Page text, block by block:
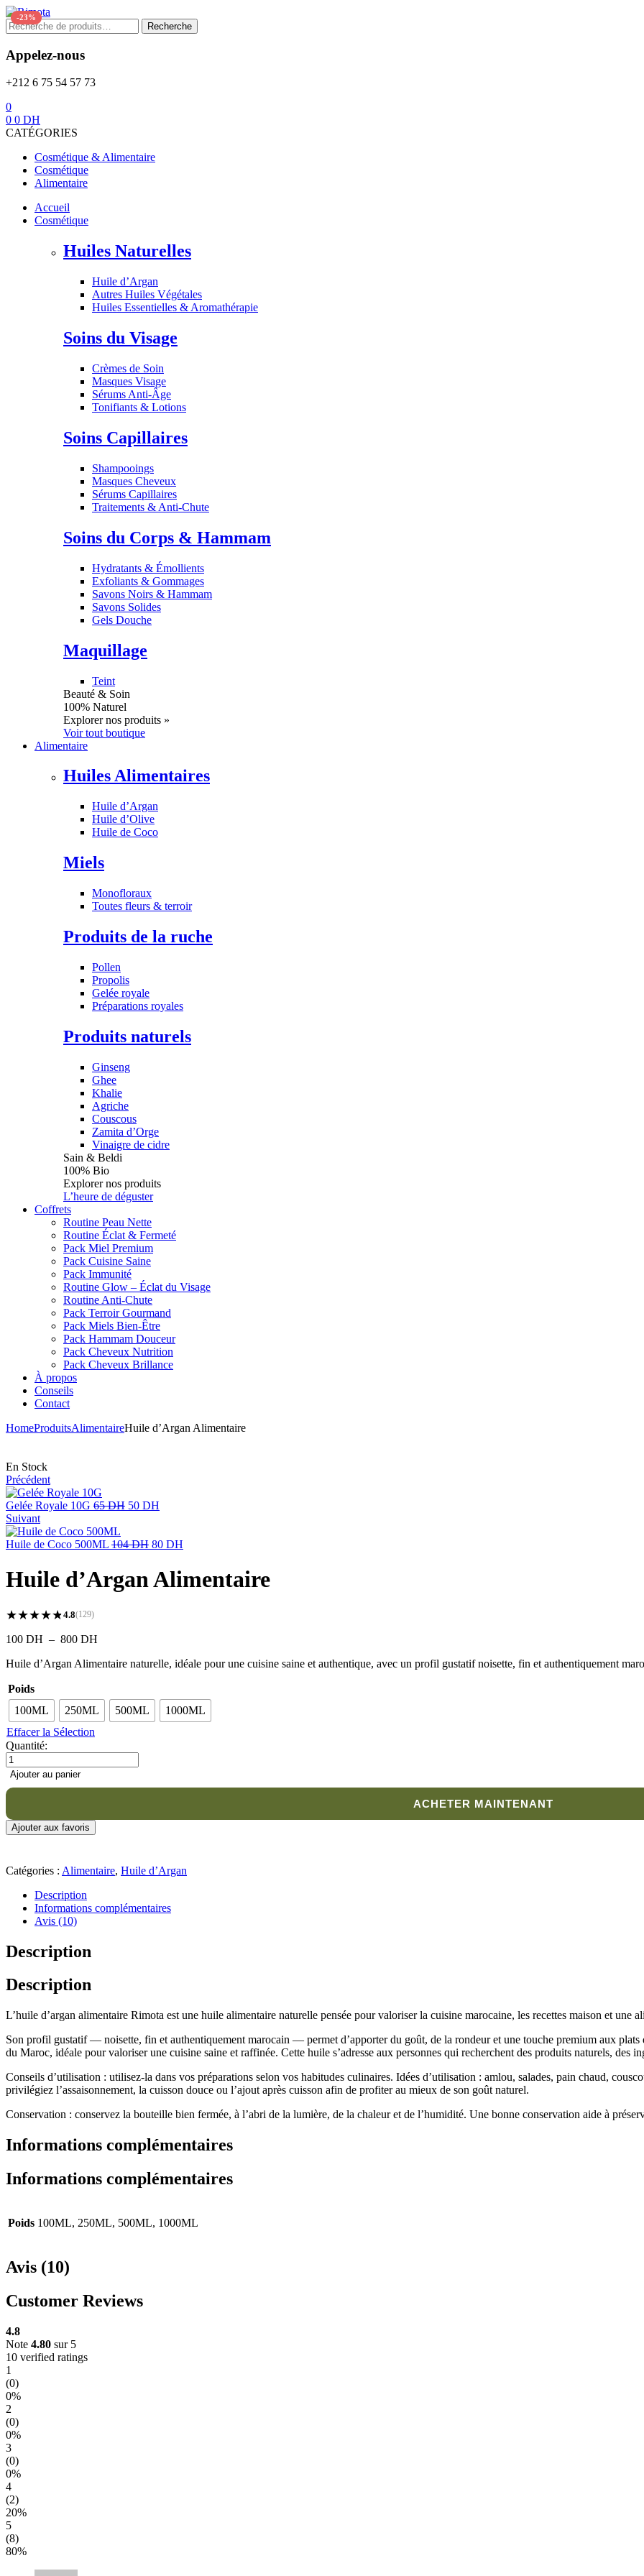
Menu
Recherche
pour :
Recherche
Appelez-nous
+212 6 75 54 57 73
0
0 0 DH
CATÉGORIES
Cosmétique & Alimentaire
Cosmétique
Alimentaire
Accueil
Cosmétique
Huiles Naturelles
Huile d’Argan
Autres Huiles Végétales
Huiles Essentielles & Aromathérapie
Soins du Visage
Crèmes de Soin
Masques Visage
Sérums Anti-Âge
Tonifiants & Lotions
Soins Capillaires
Shampooings
Masques Cheveux
Sérums Capillaires
Traitements & Anti-Chute
Soins du Corps & Hammam
Hydratants & Émollients
Exfoliants & Gommages
Savons Noirs & Hammam
Savons Solides
Gels Douche
Maquillage
Teint
Beauté & Soin
100% Naturel
Explorer nos produits »
Voir tout boutique
Alimentaire
Huiles Alimentaires
Huile d’Argan
Huile d’Olive
Huile de Coco
Miels
Monofloraux
Toutes fleurs & terroir
Produits de la ruche
Pollen
Propolis
Gelée royale
Préparations royales
Produits naturels
Ginseng
Ghee
Khalie
Agriche
Couscous
Zamita d’Orge
Vinaigre de cidre
Sain & Beldi
100% Bio
Explorer nos produits
L’heure de déguster
Coffrets
Routine Peau Nette
Routine Éclat & Fermeté
Pack Miel Premium
Pack Cuisine Saine
Pack Immunité
Routine Glow – Éclat du Visage
Routine Anti-Chute
Pack Terroir Gourmand
Pack Miels Bien-Être
Pack Hammam Douceur
Pack Cheveux Nutrition
Pack Cheveux Brillance
À propos
Conseils
Contact
HomeProduitsAlimentaireHuile d’Argan Alimentaire
-23%
En Stock
Précédent
Gelée Royale 10G 65DH Le
était :
50 DH
est :
Suivant
Huile de Coco 500ML 104DH Le
initial
était :
80 DH
est :
Huile d’Argan Alimentaire
★★★★★
★4.8(129)
100 DH – 800 DH
prix :
800 DH
Huile d’Argan Alimentaire naturelle, idéale pour une cuisine saine et authentique, avec un profil gustatif noisette, fin et authentiquement
Poids
100ML
250ML 500ML
1000ML
Effacer la Sélection
Quantité:
Ajouter au panier
ACHETER MAINTENANT
Ajouter aux favoris
Catégories : Alimentaire, Huile d’Argan
Description
Informations complémentaires
Avis (10)
Description
Description
L’huile d’argan alimentaire Rimota est une huile alimentaire naturelle pensée pour valoriser la cuisine marocaine, les recettes maison et une
Son profil gustatif — noisette, fin et authentiquement marocain — permet d’apporter du goût, de la rondeur et une touche premium aux
du Maroc, idéale pour valoriser une cuisine saine et raffinée. Cette huile s’adresse aux personnes qui recherchent des produits naturels, des
Conseils d’utilisation : utilisez-la dans vos préparations selon vos habitudes culinaires. Idées d’utilisation : amlou, salades, pain chaud,
privilégiez l’assaisonnement, la cuisson douce ou l’ajout après cuisson afin de profiter au mieux de son goût naturel.
Conservation : conservez la bouteille bien fermée, à l’abri de la lumière, de la chaleur et de l’humidité. Une bonne conservation aide à
Informations complémentaires
Informations complémentaires
Poids 100ML, 250ML, 500ML, 1000ML
Avis (10)
Customer Reviews
4.8
Note 4.80 sur 5
10 verified ratings
1
(0)
0%
2
(0)
0%
3
(0)
0%
4
(2)
20%
5
(8)
80%